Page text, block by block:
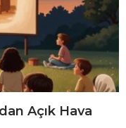
Açık Hava